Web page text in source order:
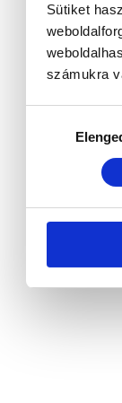
Sütiket
számukra
kiválasztása
Application